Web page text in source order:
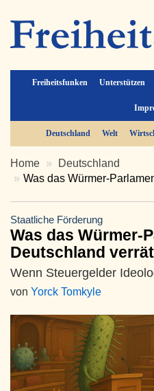
Freiheitsfunken Unterstützen
Deutschland Welt
Home
Deutschland
Was das Würmer-
Staatliche Förderung
Was das Würmer-
Deutschland verrät
Wenn Steuergelder
von Yorck Tomkyle